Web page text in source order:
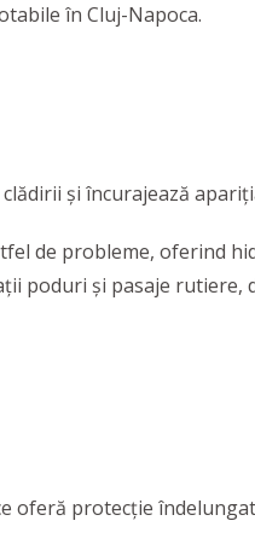
în Cluj-Napoca.
și încurajează
de probleme, oferind
poduri și pasaje rutiere,
oferă protecție